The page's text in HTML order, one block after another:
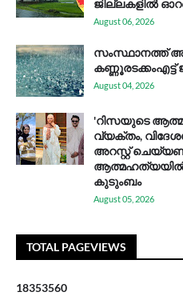
ജില്ലകളിൽ
August 06, 2026
സം​സ്ഥാ​ന​ത്ത്
August 04, 2026
'റിസയുടെ
വ്യക്തം,
അറസ്റ്റ്
കുടുംബം
August 05, 2026
TOTAL PAGEVIEWS
18353560